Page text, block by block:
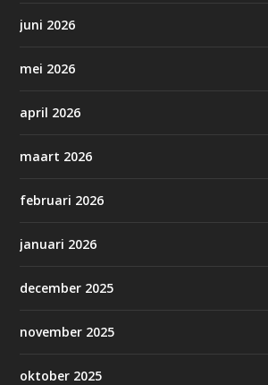
juni 2026
mei 2026
april 2026
maart 2026
februari 2026
januari 2026
december 2025
november 2025
oktober 2025